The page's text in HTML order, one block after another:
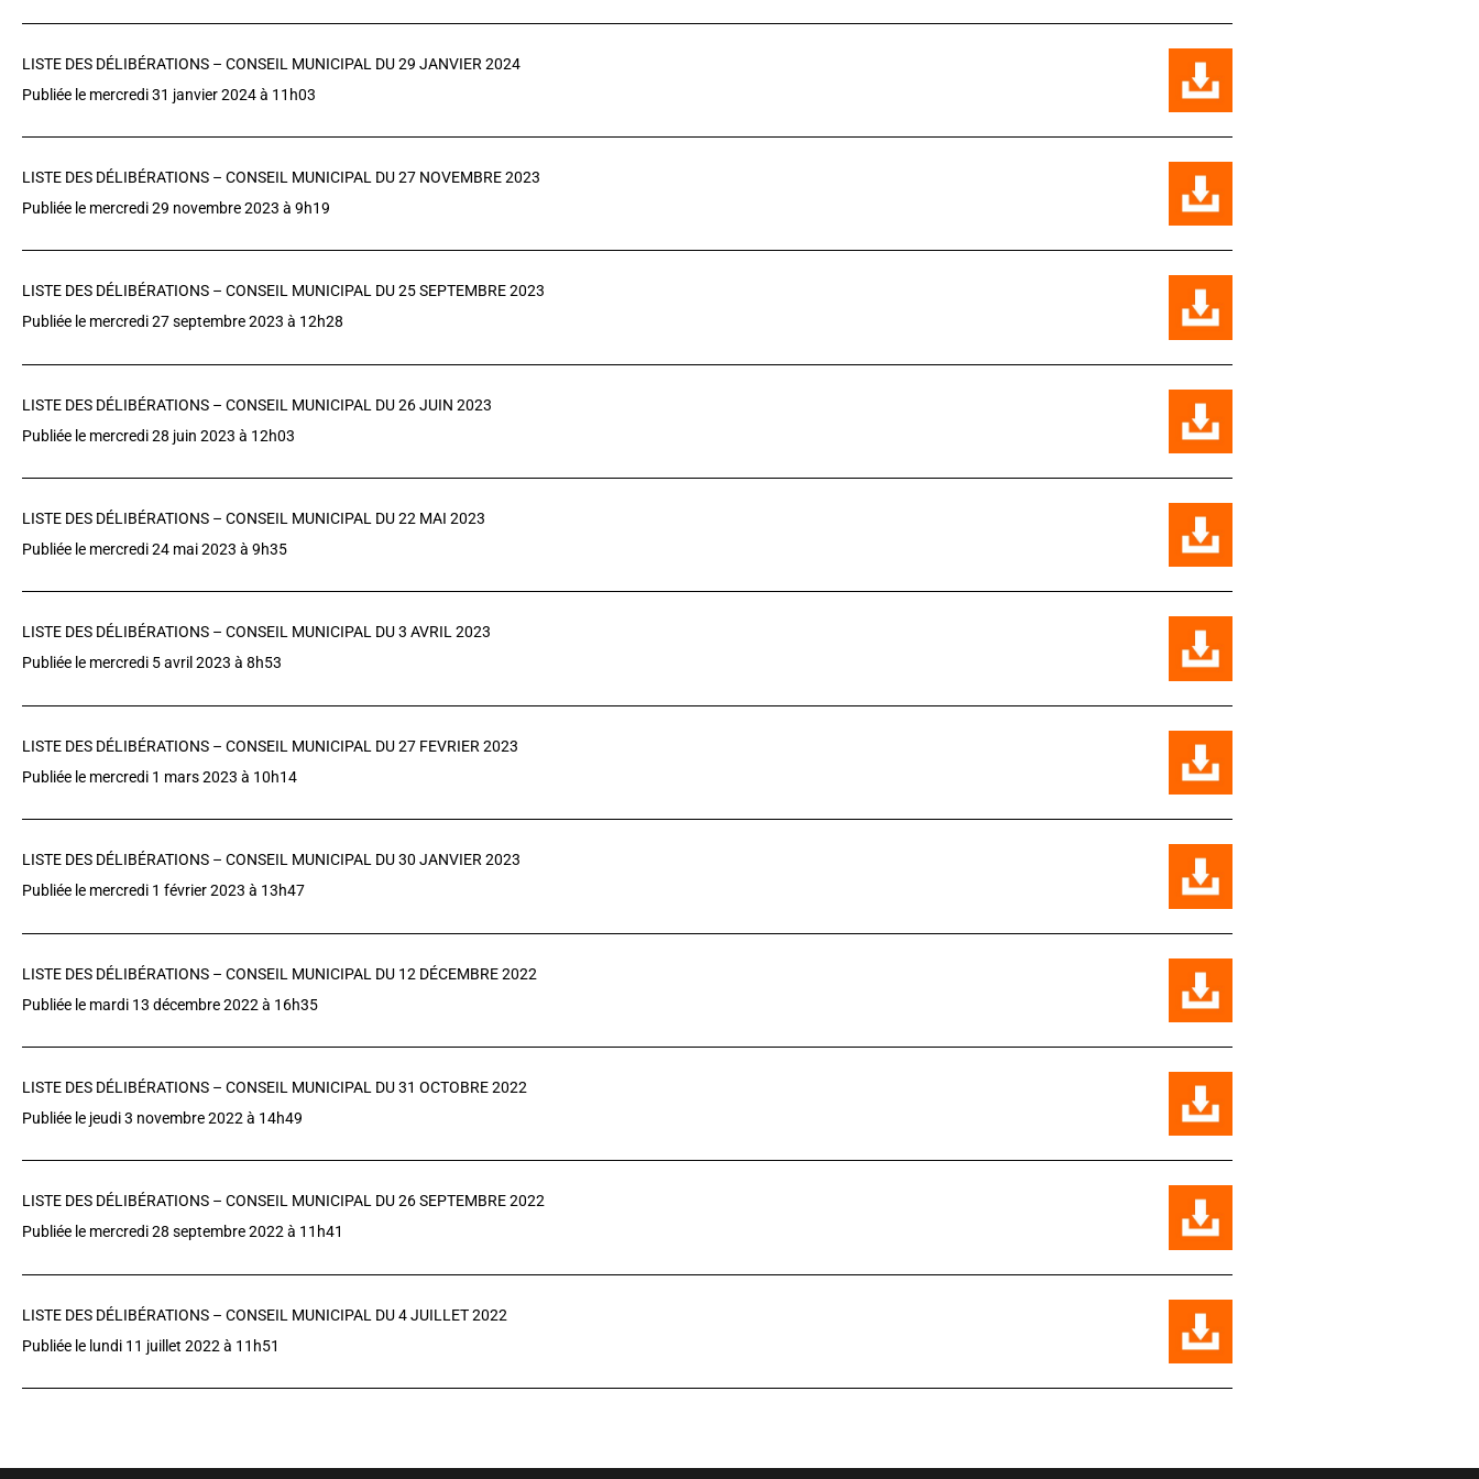
LISTE DES DÉLIBÉRATIONS – CONSEIL MUNICIPAL DU 29 JANVIER 2024
Publiée le mercredi 31 janvier 2024 à 11h03
LISTE DES DÉLIBÉRATIONS – CONSEIL MUNICIPAL DU 27 NOVEMBRE 2023
Publiée le mercredi 29 novembre 2023 à 9h19
LISTE DES DÉLIBÉRATIONS – CONSEIL MUNICIPAL DU 25 SEPTEMBRE 2023
Publiée le mercredi 27 septembre 2023 à 12h28
LISTE DES DÉLIBÉRATIONS – CONSEIL MUNICIPAL DU 26 JUIN 2023
Publiée le mercredi 28 juin 2023 à 12h03
LISTE DES DÉLIBÉRATIONS – CONSEIL MUNICIPAL DU 22 MAI 2023
Publiée le mercredi 24 mai 2023 à 9h35
LISTE DES DÉLIBÉRATIONS – CONSEIL MUNICIPAL DU 3 AVRIL 2023
Publiée le mercredi 5 avril 2023 à 8h53
LISTE DES DÉLIBÉRATIONS – CONSEIL MUNICIPAL DU 27 FEVRIER 2023
Publiée le mercredi 1 mars 2023 à 10h14
LISTE DES DÉLIBÉRATIONS – CONSEIL MUNICIPAL DU 30 JANVIER 2023
Publiée le mercredi 1 février 2023 à 13h47
LISTE DES DÉLIBÉRATIONS – CONSEIL MUNICIPAL DU 12 DÉCEMBRE 2022
Publiée le mardi 13 décembre 2022 à 16h35
LISTE DES DÉLIBÉRATIONS – CONSEIL MUNICIPAL DU 31 OCTOBRE 2022
Publiée le jeudi 3 novembre 2022 à 14h49
LISTE DES DÉLIBÉRATIONS – CONSEIL MUNICIPAL DU 26 SEPTEMBRE 2022
Publiée le mercredi 28 septembre 2022 à 11h41
LISTE DES DÉLIBÉRATIONS – CONSEIL MUNICIPAL DU 4 JUILLET 2022
Publiée le lundi 11 juillet 2022 à 11h51